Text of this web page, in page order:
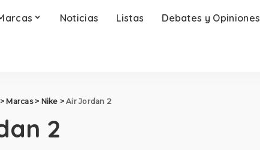
Noticias Listas Debates y Opiniones
Marcas> Nike >Air Jordan 2
2